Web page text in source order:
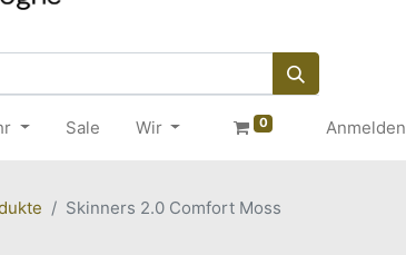
Sale Wir 0 Anmelden
Skinners 2.0 Comfort Moss